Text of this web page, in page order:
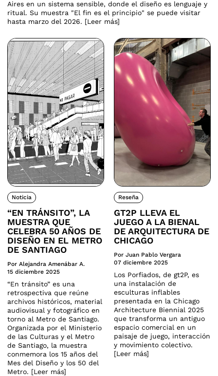
Aires en un sistema sensible, donde el diseño es lenguaje y
ritual. Su muestra "El fin es el principio" se puede visitar
hasta marzo del 2026. [Leer más]
Noticia
“EN TRÁNSITO”, LA
MUESTRA QUE
CELEBRA 50 AÑOS DE
DISEÑO EN EL METRO
DE SANTIAGO
Por Alejandra Amenábar A.
15 diciembre 2025
“En tránsito” es una
retrospectiva que reúne
archivos históricos, material
audiovisual y fotográfico en
torno al Metro de Santiago.
Organizada por el Ministerio
de las Culturas y el Metro
de Santiago, la muestra
conmemora los 15 años del
Mes del Diseño y los 50 del
Metro. [Leer más]
Reseña
GT2P LLEVA EL
JUEGO A LA BIENAL
DE ARQUITECTURA DE
CHICAGO
Por Juan Pablo Vergara
07 diciembre 2025
Los Porfiados, de gt2P, es
una instalación de
esculturas inflables
presentada en la Chicago
Architecture Biennial 2025
que transforma un antiguo
espacio comercial en un
paisaje de juego, interacción
y movimiento colectivo.
[Leer más]